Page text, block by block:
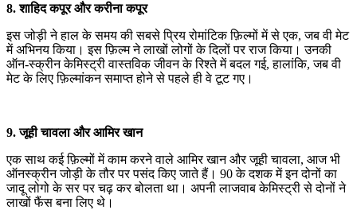
8. शाहिद कपूर और करीना कपूर
इस जोड़ी ने हाल के समय की सबसे प्रिय रोमांटिक फ़िल्मों में से एक, जब वी मेट
में अभिनय किया। इस फ़िल्म ने लाखों लोगों के दिलों पर राज किया। उनकी
ऑन-स्क्रीन केमिस्ट्री वास्तविक जीवन के रिश्ते में बदल गई, हालांकि, जब वी
मेट के लिए फ़िल्मांकन समाप्त होने से पहले ही वे टूट गए।
9. जूही चावला और आमिर खान
एक साथ कई फ़िल्मों में काम करने वाले आमिर खान और जूही चावला, आज भी
ऑनस्क्रीन जोड़ी के तौर पर पसंद किए जाते हैं। 90 के दशक में इन दोनों का
जादू लोगो के सर पर चढ़ कर बोलता था। अपनी लाजवाब केमिस्ट्री से दोनों ने
लाखों फैंस बना लिए थे।